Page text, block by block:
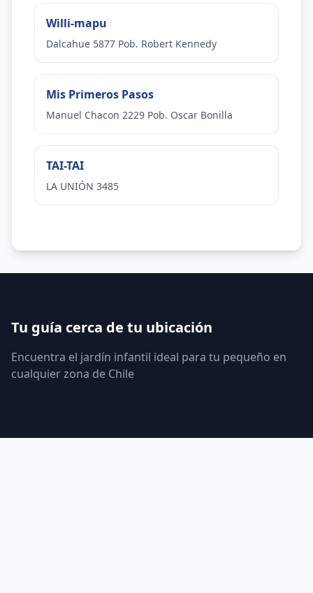
Willi-mapu
Dalcahue 5877 Pob. Robert Kennedy
Mis Primeros Pasos
Manuel Chacon 2229 Pob. Oscar Bonilla
TAI-TAI
LA UNIÓN 3485
Tu guía cerca de tu ubicación
Encuentra el jardín infantil ideal para tu pequeño en
cualquier zona de Chile